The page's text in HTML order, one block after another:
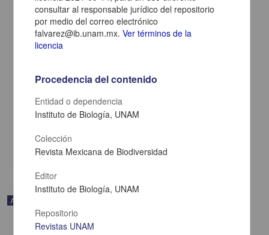
Tenebrionidae) del norte de Chile, con una clave para los géneros
Ferrú, Marcos; Ruiz de Gamboa, Margarita - Instituto de Biología,
UNAM
Biología y Química
Artículo
consultar al responsable jurídico del repositorio
por medio del correo electrónico
falvarez@ib.unam.mx.Ver términos de la
licencia
Procedencia del contenido
Entidad o dependencia
Instituto de Biología, UNAM
Colección
Revista Mexicana de Biodiversidad
Editor
Instituto de Biología, UNAM
Repositorio
Revistas UNAM